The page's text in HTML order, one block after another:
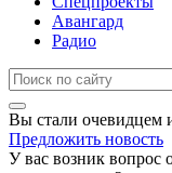
Авангард
Радио
Вы стали очевидцем
Предложить новость
У вас возник вопрос